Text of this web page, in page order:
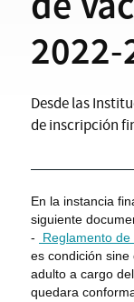
2022-
Desde las
de inscripción
En la instancia
siguiente
-
Reglamento
es condición
adulto a cargo
quedara